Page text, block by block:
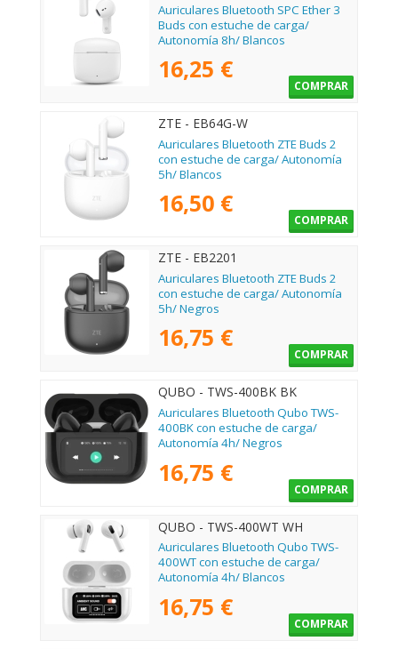
Auriculares Bluetooth SPC Ether 3
Buds con estuche de carga/
Autonomía 8h/ Blancos
16,25 €
COMPRAR
ZTE - EB64G-W
Auriculares Bluetooth ZTE Buds 2
con estuche de carga/ Autonomía
5h/ Blancos
16,50 €
COMPRAR
ZTE - EB2201
Auriculares Bluetooth ZTE Buds 2
con estuche de carga/ Autonomía
5h/ Negros
16,75 €
COMPRAR
QUBO - TWS-400BK BK
Auriculares Bluetooth Qubo TWS-
400BK con estuche de carga/
Autonomía 4h/ Negros
16,75 €
COMPRAR
QUBO - TWS-400WT WH
Auriculares Bluetooth Qubo TWS-
400WT con estuche de carga/
Autonomía 4h/ Blancos
16,75 €
COMPRAR